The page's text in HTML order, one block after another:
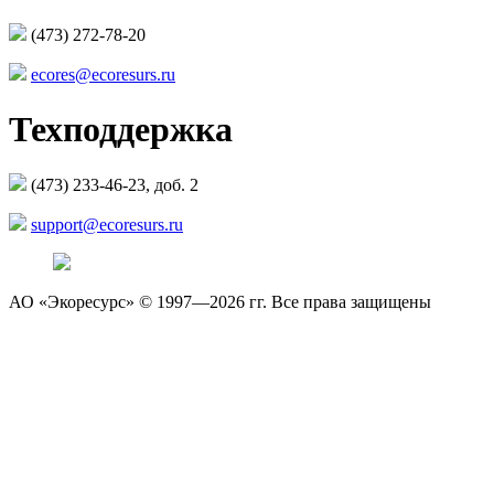
(473) 272-78-20
ecores@ecoresurs.ru
Техподдержка
(473) 233-46-23, доб. 2
support@ecoresurs.ru
АО «Экоресурс» © 1997—2026 гг. Все права защищены